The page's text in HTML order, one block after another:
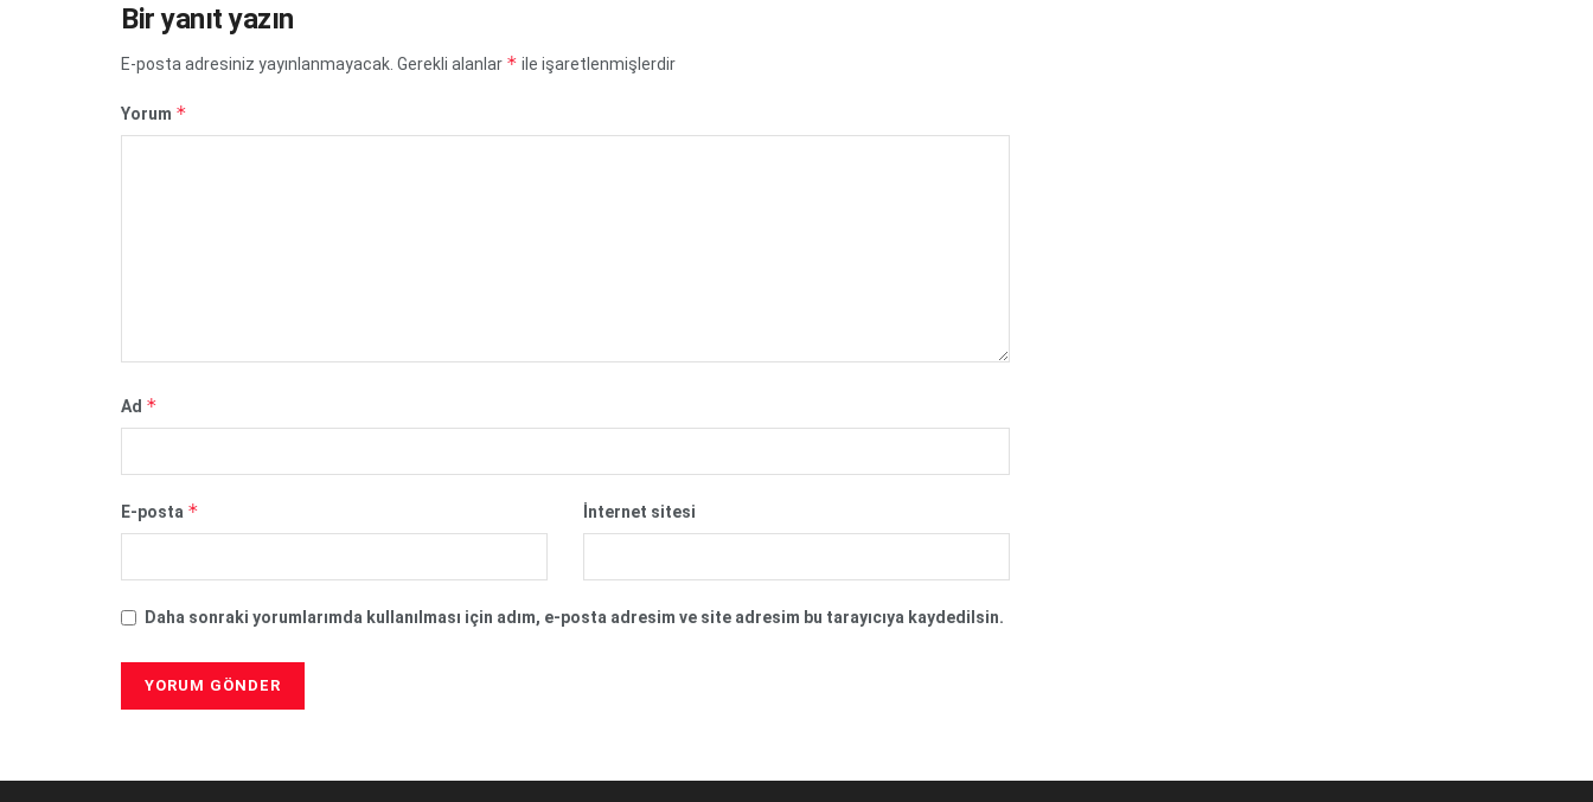
Bir yanıt yazın
E-posta adresiniz yayınlanmayacak. Gerekli alanlar * ile işaretlenmişlerdir
Yorum *
Ad *
E-posta * İnternet sitesi
Daha sonraki yorumlarımda kullanılması için adım, e-posta adresim ve site adresim bu tarayıcıya kaydedilsin.